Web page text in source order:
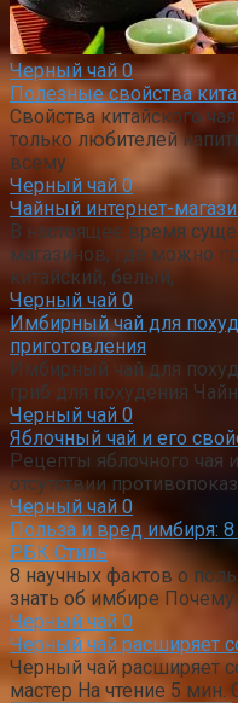
Черный чай 0
Полезные свойства
Свойства китайского
только любителей
всему
Черный чай 0
Чайный интернет-
В настоящее время
магазинов, где можно
китайский, белый,
Черный чай 0
Имбирный чай для
приготовления
Имбирный чай для
гриб для похудения
Черный чай 0
Яблочный чай и его
Рецепты яблочного чая
отсутствии
Черный чай 0
Польза и вред имбиря:
РБК Стиль
8 научных фактов о
знать об имбире Почему
Черный чай 0
Черный чай расширяет
Черный чай расширяет
мастер На чтение 5 мин.